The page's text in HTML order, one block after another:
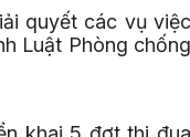
quyết các vụ việc
Luật Phòng chống